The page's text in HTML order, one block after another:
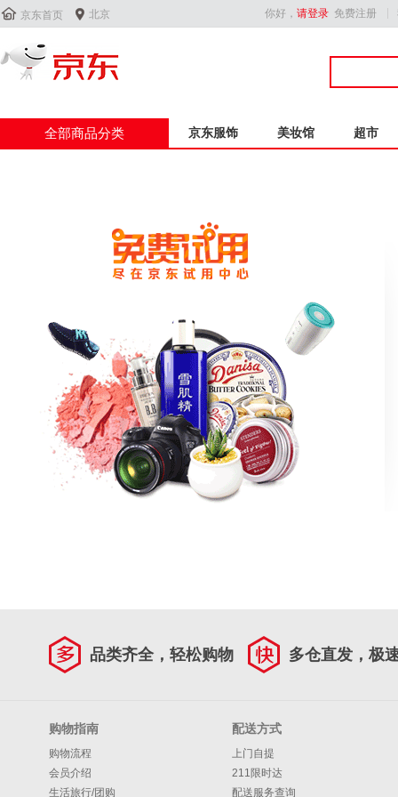
 京东首页  北京 你好， 请登录 免费注册
全部商品分类 京东服饰 美妆馆 超市
品类齐全，轻松购物 多仓直发，极
购物指南
购物流程
会员介绍
生活旅行/团购
配送方式
上门自提
211限时达
配送服务查询